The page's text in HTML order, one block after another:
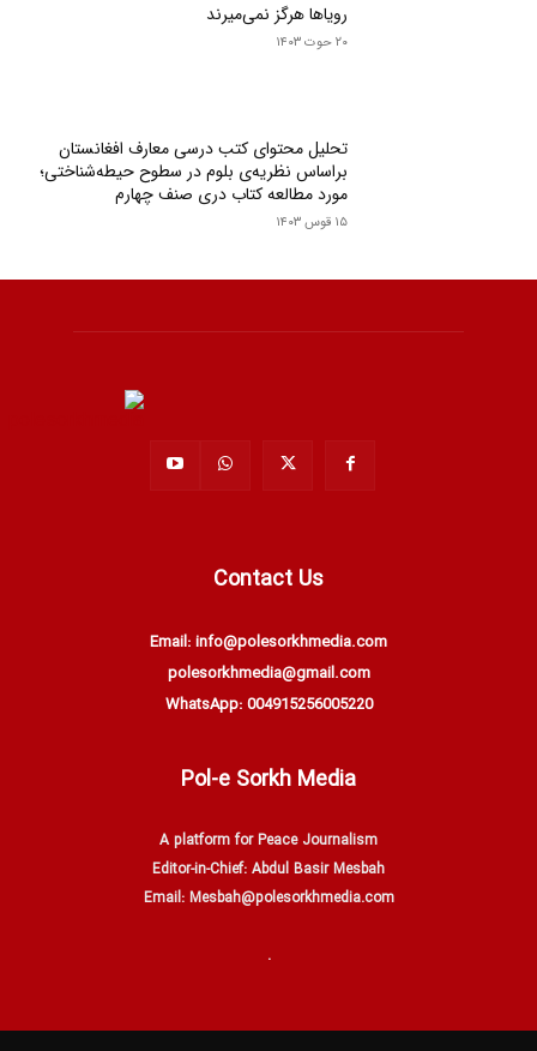
رویاها هرگز نمی‌میرند
۲۰ حوت ۱۴۰۳
تحلیل محتوای کتب درسی معارف افغانستان
براساس نظریه‌ی بلوم در سطوح حیطه‌‌شناختی؛
مورد مطالعه کتاب دری صنف چهارم
۱۵ قوس ۱۴۰۳
Contact Us
Email: info@polesorkhmedia.com
polesorkhmedia@gmail.com
WhatsApp: 004915256005220
Pol-e Sorkh Media
A platform for Peace Journalism
Editor-in-Chief: Abdul Basir Mesbah
Email: Mesbah@polesorkhmedia.com
.